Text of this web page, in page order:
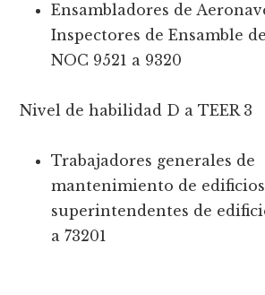
Ensambladores de
Inspectores de Ensamble
NOC 9521 a 9320
Nivel de habilidad D a TEER 3
Trabajadores generales de
mantenimiento de
superintendentes de
a 73201